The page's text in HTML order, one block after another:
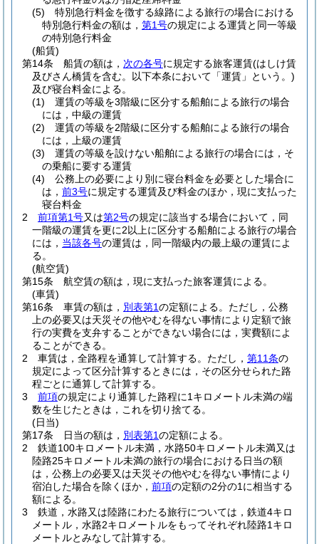
(5)
特別急行料金を徴する線路による旅行の場合における
特別急行料金の額は， 第1号の規定による運賃と同一等級
の特別急行料金
(船賃)
第14条
船賃の額は， 次の各号に規定する旅客運賃(はしけ賃
及びさん橋賃を含む。以下本条において「運賃」という。)
及び寝台料金による。
(1)
運賃の等級を3階級に区分する船舶による旅行の場合
には，中級の運賃
(2)
運賃の等級を2階級に区分する船舶による旅行の場合
には，上級の運賃
(3)
運賃の等級を設けない船舶による旅行の場合には，そ
の乗船に要する運賃
(4)
公務上の必要により別に寝台料金を必要とした場合に
は， 前3号に規定する運賃及び料金のほか，現に支払った
寝台料金
2
前項第1号又は第2号の規定に該当する場合において，同
一階級の運賃を更に2以上に区分する船舶による旅行の場合
には， 当該各号の運賃は，同一階級内の最上級の運賃によ
る。
(航空賃)
第15条
航空賃の額は，現に支払った旅客運賃による。
(車賃)
第16条
車賃の額は， 別表第1の定額による。 ただし，公務
上の必要又は天災その他やむを得ない事情により定額で旅
行の実費を支弁することができない場合には，実費額によ
ることができる。
2
車賃は，全路程を通算して計算する。 ただし， 第11条の
規定によって区分計算するときには，その区分せられた路
程ごとに通算して計算する。
3
前項の規定により通算した路程に1キロメートル未満の端
数を生じたときは，これを切り捨てる。
(日当)
第17条
日当の額は， 別表第1の定額による。
2
鉄道100キロメートル未満，水路50キロメートル未満又は
陸路25キロメートル未満の旅行の場合における日当の額
は，公務上の必要又は天災その他やむを得ない事情により
宿泊した場合を除くほか， 前項の定額の2分の1に相当する
額による。
3
鉄道，水路又は陸路にわたる旅行については，鉄道4キロ
メートル，水路2キロメートルをもってそれぞれ陸路1キロ
メートルとみなして計算する。